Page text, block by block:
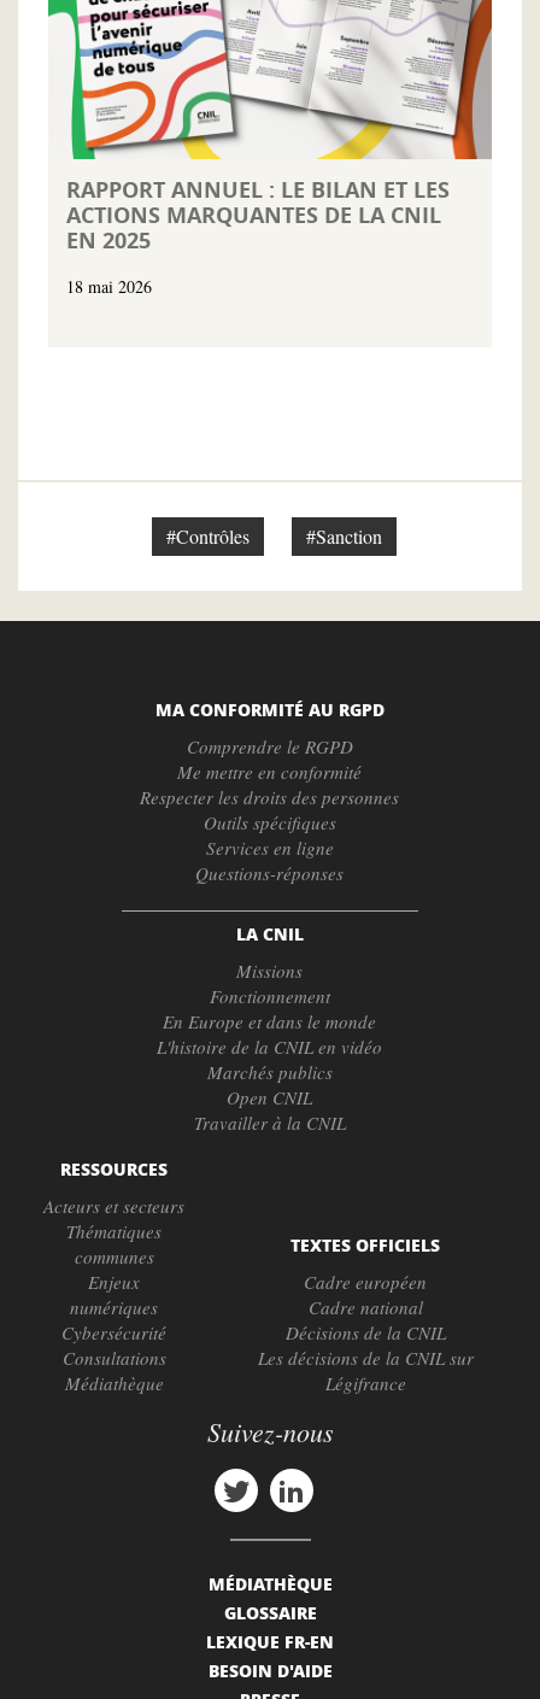
RAPPORT ANNUEL : LE BILAN ET LES
ACTIONS MARQUANTES DE LA CNIL
EN 2025
18 mai 2026
#Contrôles #Sanction
MA CONFORMITÉ AU RGPD
Comprendre le RGPD
Me mettre en conformité
Respecter les droits des personnes
Outils spécifiques
Services en ligne
Questions-réponses
LA CNIL
Missions
Fonctionnement
En Europe et dans le monde
L'histoire de la CNIL en vidéo
Marchés publics
Open CNIL
Travailler à la CNIL
RESSOURCES
Acteurs et secteurs
Thématiques
communes
Enjeux
numériques
Cybersécurité
Consultations
Médiathèque
TEXTES OFFICIELS
Cadre européen
Cadre national
Décisions de la CNIL
Les décisions de la CNIL sur
Légifrance
Suivez-nous
MÉDIATHÈQUE
GLOSSAIRE
LEXIQUE FR-EN
BESOIN D'AIDE